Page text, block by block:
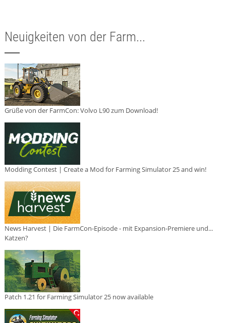
Neuigkeiten von der Farm...
Grüße von der FarmCon: Volvo L90 zum Download!
Modding Contest | Create a Mod for Farming Simulator 25 and win!
News Harvest | Die FarmCon-Episode - mit Expansion-Premiere und...
Katzen?
Patch 1.21 for Farming Simulator 25 now available